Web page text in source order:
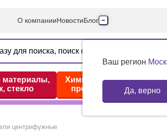
О компанииНовостиБлог
Производители
Партнеры
Контакты
Ваш регион
Да, верно
материалы,
стекло
Химические реактивы,
препараты, наборы
центрифужные